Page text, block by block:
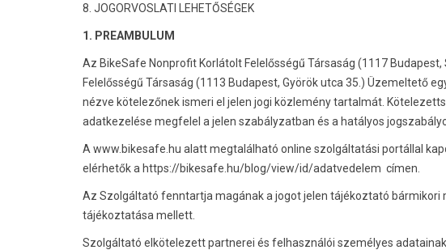
8. JOGORVOSLATI LEHETŐSÉGEK
1. PREAMBULUM
Az BikeSafe Nonprofit Korlátolt Felelősségű Társaság (1117 Budapest,
Felelősségű Társaság (1113 Budapest, Györök utca 35.) Üzemeltető
nézve kötelezőnek ismeri el jelen jogi közlemény tartalmát.
adatkezelése megfelel a jelen szabályzatban és a hatályos
A www.bikesafe.hu alatt megtalálható online szolgáltatási portállal
elérhetők a https://bikesafe.hu/blog/view/id/adatvedelem címen.
Az Szolgáltató fenntartja magának a jogot jelen tájékoztató
tájékoztatása mellett.
Szolgáltató elkötelezett partnerei és felhasználói személyes